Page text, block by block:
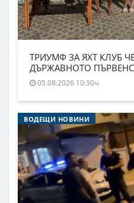
ТРИУМФ ЗА ЯХТ КЛУБ
ДЪРЖАВНОТО
05.08.2026 10:30ч.
ВОДЕЩИ НОВИНИ